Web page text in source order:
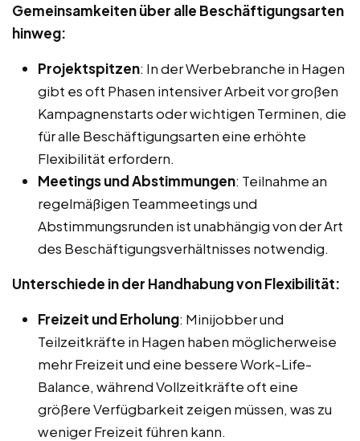
Gemeinsamkeiten über alle Beschäftigungsarten
hinweg:
Projektspitzen: In der Werbebranche in Hagen
gibt es oft Phasen intensiver Arbeit vor großen
Kampagnenstarts oder wichtigen Terminen, die
für alle Beschäftigungsarten eine erhöhte
Flexibilität erfordern.
Meetings und Abstimmungen: Teilnahme an
regelmäßigen Teammeetings und
Abstimmungsrunden ist unabhängig von der Art
des Beschäftigungsverhältnisses notwendig.
Unterschiede in der Handhabung von Flexibilität:
Freizeit und Erholung: Minijobber und
Teilzeitkräfte in Hagen haben möglicherweise
mehr Freizeit und eine bessere Work-Life-
Balance, während Vollzeitkräfte oft eine
größere Verfügbarkeit zeigen müssen, was zu
weniger Freizeit führen kann.